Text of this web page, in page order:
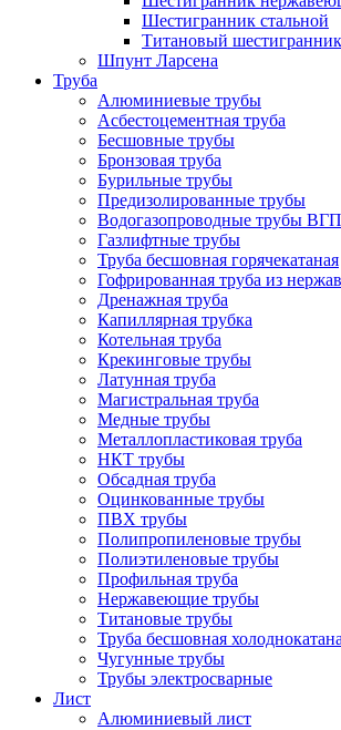
Шестигранник стальной
Титановый шестигранник
Шпунт Ларсена
Труба
Алюминиевые трубы
Асбестоцементная труба
Бесшовные трубы
Бронзовая труба
Бурильные трубы
Предизолированные трубы
Водогазопроводные трубы ВГП
Газлифтные трубы
Труба бесшовная горячекатаная
Гофрированная труба из
Дренажная труба
Капиллярная трубка
Котельная труба
Крекинговые трубы
Латунная труба
Магистральная труба
Медные трубы
Металлопластиковая труба
НКТ трубы
Обсадная труба
Оцинкованные трубы
ПВХ трубы
Полипропиленовые трубы
Полиэтиленовые трубы
Профильная труба
Нержавеющие трубы
Титановые трубы
Труба бесшовная
Чугунные трубы
Трубы электросварные
Лист
Алюминиевый лист